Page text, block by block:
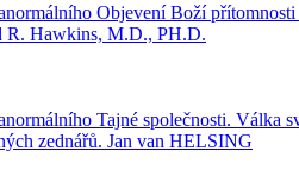
Objevení Boží přítomnosti
R. Hawkins, M.D., PH.D.
Tajné společnosti. Válka
zednářů. Jan van HELSING